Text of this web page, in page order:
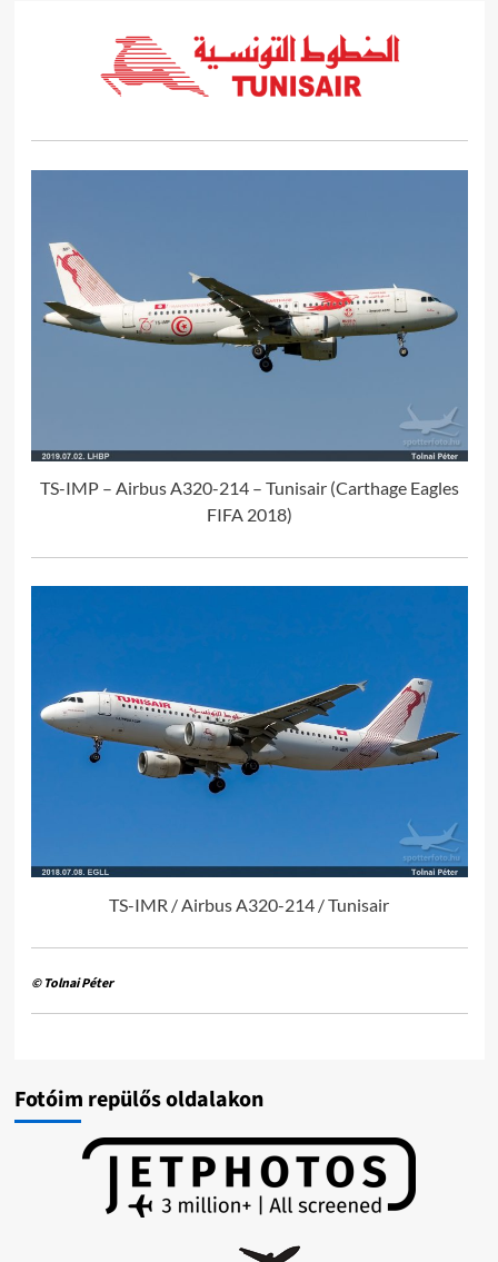
TS-IMP – Airbus A320-214 – Tunisair (Carthage Eagles
FIFA 2018)
TS-IMR / Airbus A320-214 / Tunisair
© Tolnai Péter
Fotóim repülős oldalakon